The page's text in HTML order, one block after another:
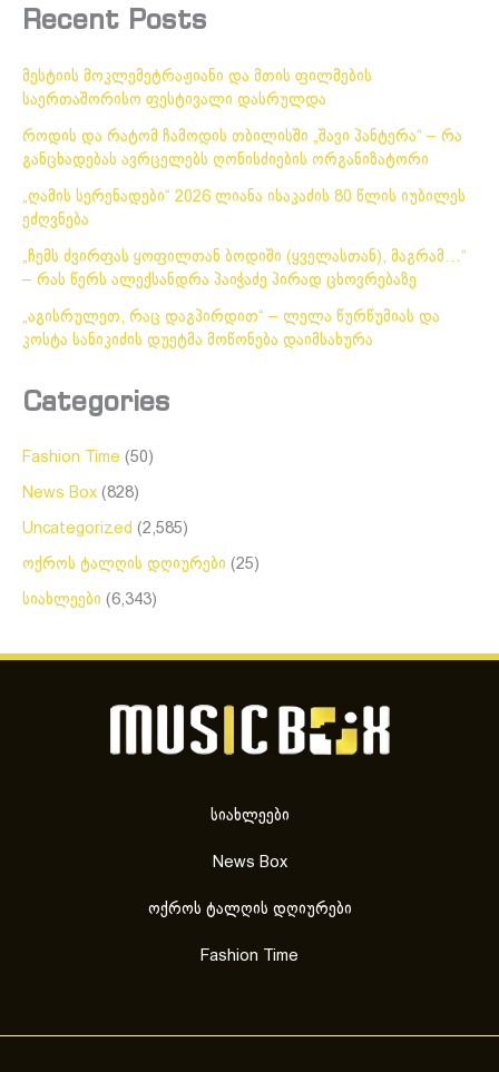
Recent Posts
მესტიის მოკლემეტრაჟიანი და მთის ფილმების
საერთაშორისო ფესტივალი დასრულდა
როდის და რატომ ჩამოდის თბილისში „შავი პანტერა“ – რა
განცხადებას ავრცელებს ღონისძიების ორგანიზატორი
„ღამის სერენადები“ 2026 ლიანა ისაკაძის 80 წლის იუბილეს
ეძღვნება
„ჩემს ძვირფას ყოფილთან ბოდიში (ყველასთან), მაგრამ…“
– რას წერს ალექსანდრა პაიჭაძე პირად ცხოვრებაზე
„აგისრულეთ, რაც დაგპირდით“ – ლელა წურწუმიას და
კოსტა სანიკიძის დუეტმა მოწონება დაიმსახურა
Categories
Fashion Time (50)
News Box (828)
Uncategorized (2,585)
ოქროს ტალღის დღიურები (25)
სიახლეები (6,343)
სიახლეები
News Box
ოქროს ტალღის დღიურები
Fashion Time